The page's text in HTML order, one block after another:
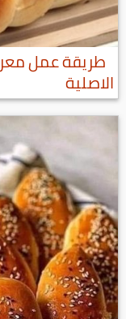
طريقة عمل
الاصلية